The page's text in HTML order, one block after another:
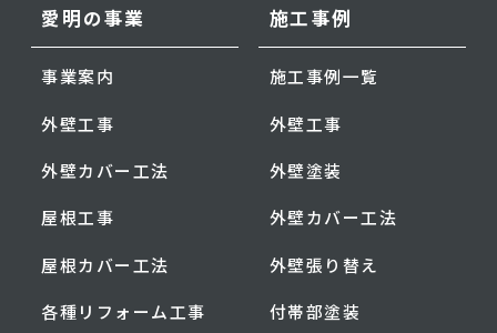
愛明の事業
事業案内
外壁工事
外壁カバー工法
屋根工事
屋根カバー工法
各種リフォーム工事
施工事例
施工事例一覧
外壁工事
外壁塗装
外壁カバー工法
外壁張り替え
付帯部塗装